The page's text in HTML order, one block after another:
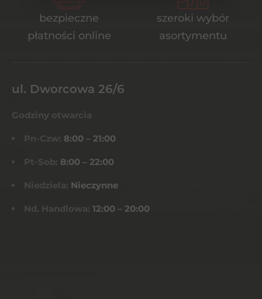
bezpieczne
płatności online
szeroki wybór
asortymentu
ul. Dworcowa 26/6
Godziny otwarcia
Pn-Czw: 8:00 – 21:00
Pt-Sob: 8:00 – 22:00
Niedziela: Nieczynne
Nd. Handlowa: 12:00 – 20:00